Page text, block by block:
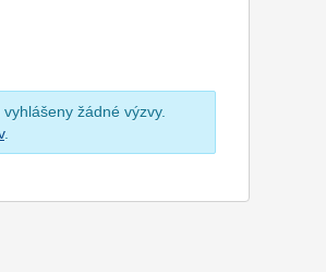
žádné výzvy.
.